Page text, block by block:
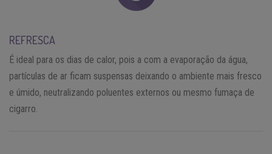
REFRESCA
É ideal para os dias de calor, pois a com a evaporação da água,
partículas de ar ficam suspensas deixando o ambiente mais fresco
e úmido, neutralizando poluentes externos ou mesmo fumaça de
cigarro.